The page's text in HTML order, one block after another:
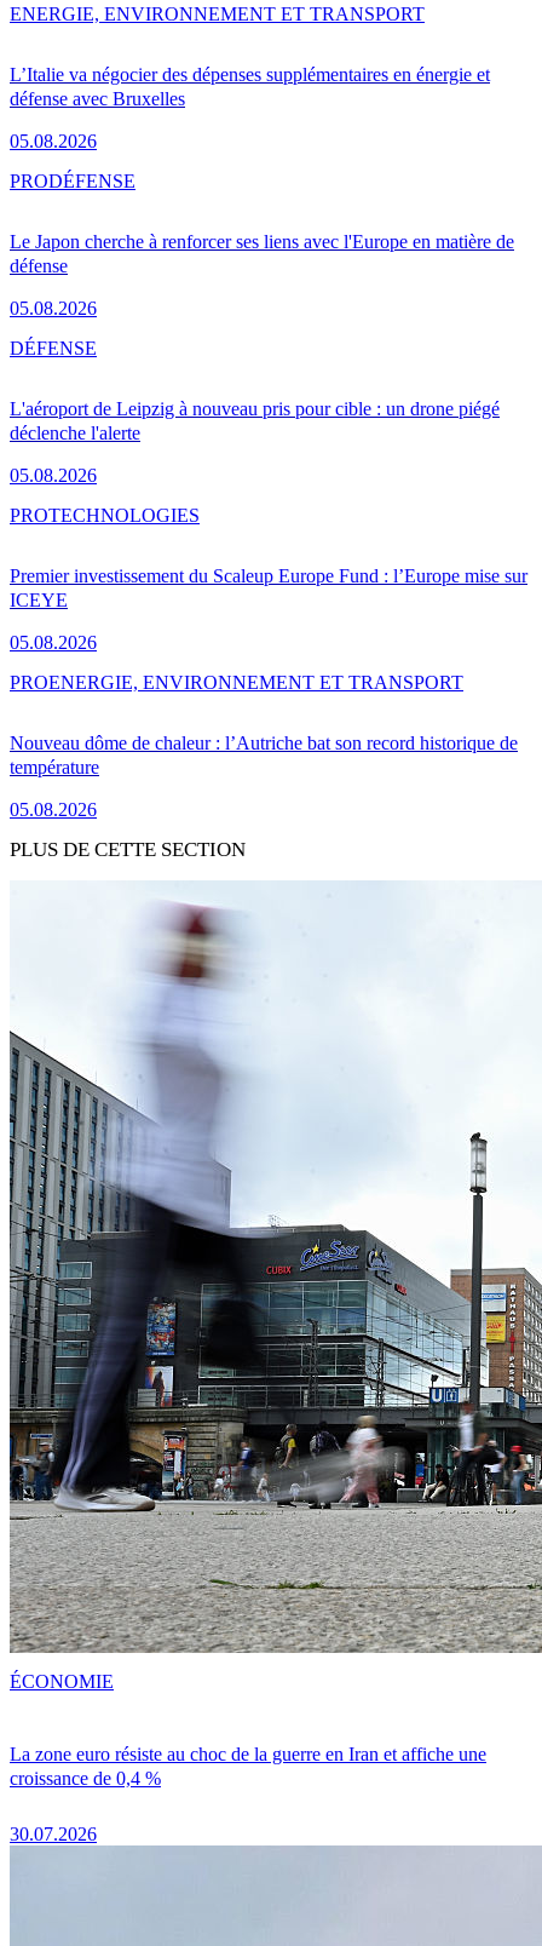
L’Italie va négocier des dépenses supplémentaires en énergie et
défense avec Bruxelles
05.08.2026
ENERGIE, ENVIRONNEMENT ET TRANSPORT
Le Japon cherche à renforcer ses liens avec l'Europe en matière de
défense
05.08.2026
PRODÉFENSE
L'aéroport de Leipzig à nouveau pris pour cible : un drone piégé
déclenche l'alerte
05.08.2026
DÉFENSE
Premier investissement du Scaleup Europe Fund : l’Europe mise sur
ICEYE
05.08.2026
PROTECHNOLOGIES
Nouveau dôme de chaleur : l’Autriche bat son record historique de
température
05.08.2026
PROENERGIE, ENVIRONNEMENT ET TRANSPORT
PLUS DE CETTE SECTION
La zone euro résiste au choc de la guerre en Iran et affiche une
croissance de 0,4 %
30.07.2026
ÉCONOMIE